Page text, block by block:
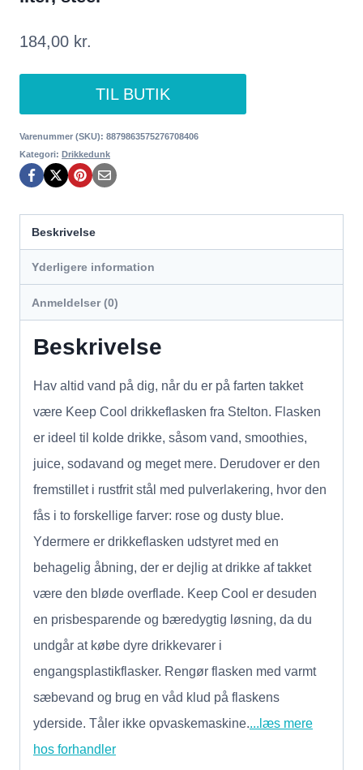
184,00 kr.
TIL BUTIK
Varenummer (SKU): 8879863575276708406
Kategori: Drikkedunk
Beskrivelse
Yderligere information
Anmeldelser (0)
Beskrivelse
Hav altid vand på dig, når du er på farten takket
være Keep Cool drikkeflasken fra Stelton. Flasken
er ideel til kolde drikke, såsom vand, smoothies,
juice, sodavand og meget mere. Derudover er den
fremstillet i rustfrit stål med pulverlakering, hvor den
fås i to forskellige farver: rose og dusty blue.
Ydermere er drikkeflasken udstyret med en
behagelig åbning, der er dejlig at drikke af takket
være den bløde overflade. Keep Cool er desuden
en prisbesparende og bæredygtig løsning, da du
undgår at købe dyre drikkevarer i
engangsplastikflasker. Rengør flasken med varmt
sæbevand og brug en våd klud på flaskens
yderside. Tåler ikke opvaskemaskine....læs mere
hos forhandler